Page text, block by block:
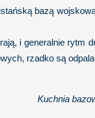
bazą
i generalnie rytm
rzadko są
Kuchnia